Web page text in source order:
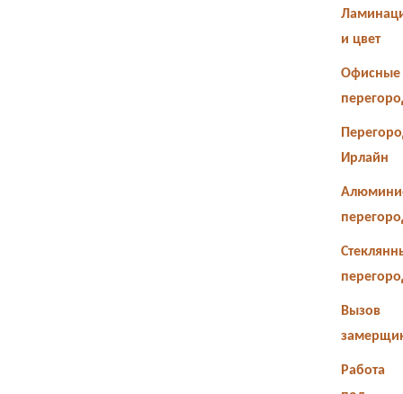
и цвет
Офисные
Ирлайн
Вызов
Работа